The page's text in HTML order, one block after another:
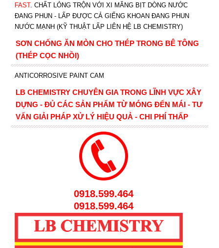
FAST. CHẤT LỎNG TRỘN VỚI XI MĂNG BỊT DÒNG NƯỚC
ĐANG PHUN - LẤP ĐƯỢC CẢ GIẾNG KHOAN ĐANG PHUN
NƯỚC MẠNH (KỸ THUẬT LẤP LIÊN HỆ LB CHEMISTRY)
SƠN CHỐNG ĂN MÒN CHO THÉP TRONG BÊ TÔNG
(THÉP CỌC NHỒI)
ANTICORROSIVE PAINT CAM
LB CHEMISTRY CHUYÊN GIA TRONG LĨNH VỰC XÂY
DỰNG - ĐỦ CÁC SẢN PHẨM TỪ MÓNG ĐẾN MÁI - TƯ
VẤN GIẢI PHÁP XỬ LÝ HIỆU QUẢ - CHI PHÍ THẤP
0918.599.464
0918.599.464